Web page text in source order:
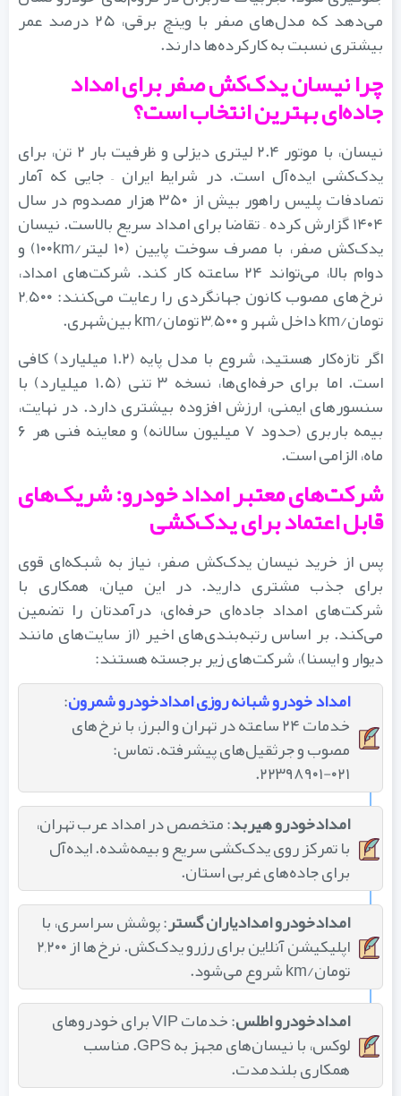
می‌دهد که مدل‌های صفر با وینچ برقی، ۲۵ درصد عمر
بیشتری نسبت به کارکرده‌ها دارند.
چرا نیسان یدک‌کش صفر برای امداد
جاده‌ای بهترین انتخاب است؟
نیسان، با موتور ۲.۴ لیتری دیزلی و ظرفیت بار ۲ تن، برای
یدک‌کشی ایده‌آل است. در شرایط ایران – جایی که آمار
تصادفات پلیس راهور بیش از ۳۵۰ هزار مصدوم در سال
۱۴۰۴ گزارش کرده – تقاضا برای امداد سریع بالاست. نیسان
یدک‌کش صفر، با مصرف سوخت پایین (۱۰ لیتر/۱۰۰km) و
دوام بالا، می‌تواند ۲۴ ساعته کار کند. شرکت‌های امداد،
نرخ‌های مصوب کانون جهانگردی را رعایت می‌کنند: ۲,۵۰۰
تومان/km داخل شهر و ۳,۵۰۰ تومان/km بین‌شهری.
اگر تازه‌کار هستید، شروع با مدل پایه (۱.۲ میلیارد) کافی
است. اما برای حرفه‌ای‌ها، نسخه ۳ تنی (۱.۵ میلیارد) با
سنسورهای ایمنی، ارزش افزوده بیشتری دارد. در نهایت،
بیمه باربری (حدود ۷ میلیون سالانه) و معاینه فنی هر ۶
ماه، الزامی است.
شرکت‌های معتبر امداد خودرو: شریک‌های
قابل اعتماد برای یدک‌کشی
پس از خرید نیسان یدک‌کش صفر، نیاز به شبکه‌ای قوی
برای جذب مشتری دارید. در این میان، همکاری با
شرکت‌های امداد جاده‌ای حرفه‌ای، درآمدتان را تضمین
می‌کند. بر اساس رتبه‌بندی‌های اخیر (از سایت‌های مانند
دیوار و ایسنا)، شرکت‌های زیر برجسته هستند:
امداد خودرو شبانه روزی امدادخودرو شمرون:
خدمات ۲۴ ساعته در تهران و البرز، با نرخ‌های
مصوب و جرثقیل‌های پیشرفته. تماس:
امدادخودرو هیربد: متخصص در امداد عرب تهران،
با تمرکز روی یدک‌کشی سریع و بیمه‌شده. ایده‌آل
برای جاده‌های غربی استان.
امدادخودرو امدادیاران گستر: پوشش سراسری، با
اپلیکیشن آنلاین برای رزرو یدک‌کش. نرخ‌ها از ۲,۲۰۰
تومان/km شروع می‌شود.
امدادخودرو اطلس
: خدمات VIP برای خودروهای
لوکس، با نیسان‌های مجهز به GPS. مناسب
همکاری بلندمدت.